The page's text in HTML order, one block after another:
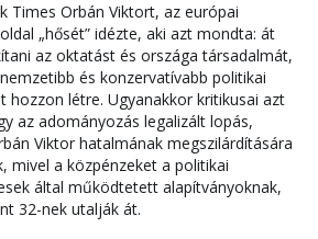
Times Orbán Viktort, az európai
„hősét” idézte, aki azt mondta: át
az oktatást és országa társadalmát,
és konzervatívabb politikai
hozzon létre. Ugyanakkor kritikusai azt
az adományozás legalizált lopás,
Viktor hatalmának megszilárdítására
mivel a közpénzeket a politikai
által működtetett alapítványoknak,
32-nek utalják át.